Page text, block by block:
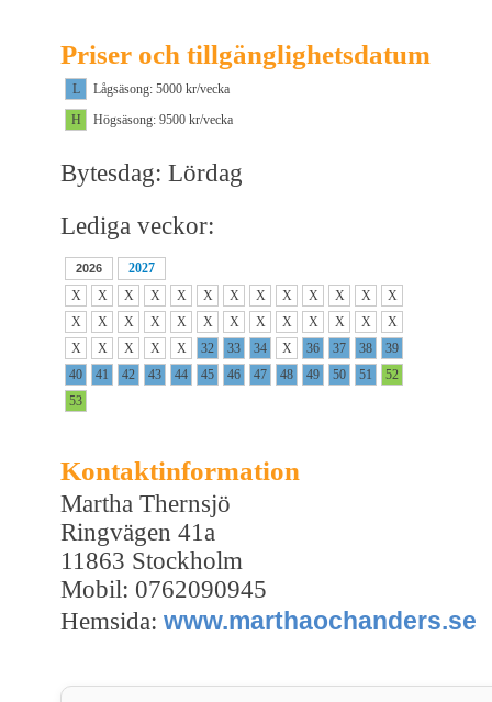
Priser och tillgänglighetsdatum
L
Lågsäsong: 5000 kr/vecka
H
Högsäsong: 9500 kr/vecka
Bytesdag: Lördag
Lediga veckor:
2026
2027
X
X X X X X X X X X X X
X
X
X X X X X X X X X X X
X
X
X X X X 32 33 34 X 36 37 38
39
40
41 42 43 44 45 46 47 48 49 50 51
52
53
Kontaktinformation
Martha Thernsjö
Ringvägen 41a
11863 Stockholm
Mobil: 0762090945
Hemsida: www.marthaochanders.se